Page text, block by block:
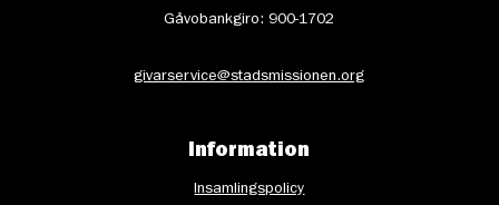
Gåvobankgiro: 900-1702
givarservice@stadsmissionen.org
Information
Insamlingspolicy